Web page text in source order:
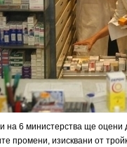
на 6 министерства ще
промени, изисквани от